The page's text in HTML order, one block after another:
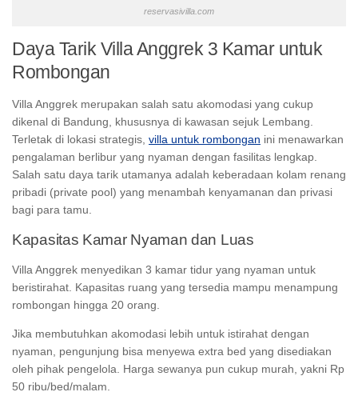
reservasivilla.com
Daya Tarik Villa Anggrek 3 Kamar untuk
Rombongan
Villa Anggrek merupakan salah satu akomodasi yang cukup
dikenal di Bandung, khususnya di kawasan sejuk Lembang.
Terletak di lokasi strategis, villa untuk rombongan ini menawarkan
pengalaman berlibur yang nyaman dengan fasilitas lengkap.
Salah satu daya tarik utamanya adalah keberadaan kolam renang
pribadi (private pool) yang menambah kenyamanan dan privasi
bagi para tamu.
Kapasitas Kamar Nyaman dan Luas
Villa Anggrek menyedikan 3 kamar tidur yang nyaman untuk
beristirahat. Kapasitas ruang yang tersedia mampu menampung
rombongan hingga 20 orang.
Jika membutuhkan akomodasi lebih untuk istirahat dengan
nyaman, pengunjung bisa menyewa extra bed yang disediakan
oleh pihak pengelola. Harga sewanya pun cukup murah, yakni Rp
50 ribu/bed/malam.